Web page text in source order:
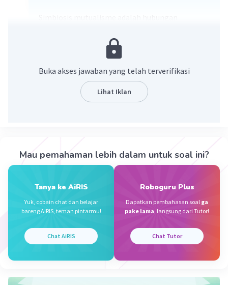
dengan makhluk hidup lainnya.
Beri Rating
Iklan
Level 72
Simbiosis mutualisme
adalah simbiosis yang
menunjukkan hubungan saling menguntungkan
antarorganisme. Hubungan simbiosis
mutualiasme ini sangat positif, karena kedua
belah pihak diuntungkan.
Buka akses jawaban yang telah terverifikasi
Lihat Iklan
Mau pemahaman lebih dalam untuk soal ini?
Tanya ke AiRIS
Yuk, cobain chat dan belajar
bareng AiRIS, teman pintarmu!
Chat AiRIS
Roboguru Plus
Dapatkan pembahasan soal ga
pake lama, langsung dari Tutor!
Chat Tutor